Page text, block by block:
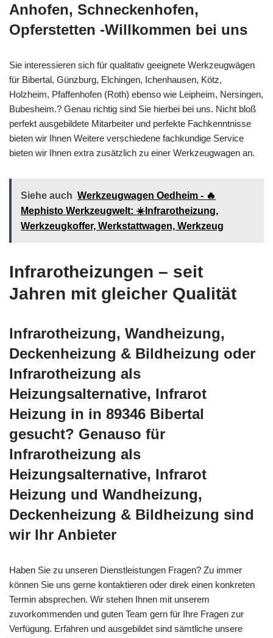
Anhofen, Schneckenhofen,
Opferstetten -Willkommen bei uns
Sie interessieren sich für qualitativ geeignete Werkzeugwägen
für Bibertal, Günzburg, Elchingen, Ichenhausen, Kötz,
Holzheim, Pfaffenhofen (Roth) ebenso wie Leipheim, Nersingen,
Bubesheim.? Genau richtig sind Sie hierbei bei uns. Nicht bloß
perfekt ausgebildete Mitarbeiter und perfekte Fachkenntnisse
bieten wir Ihnen Weitere verschiedene fachkundige Service
bieten wir Ihnen extra zusätzlich zu einer Werkzeugwagen an.
Siehe auch Werkzeugwagen Oedheim - 🔥
Mephisto Werkzeugwelt: ☀️Infrarotheizung,
Werkzeugkoffer, Werkstattwagen, Werkzeug
Infrarotheizungen – seit
Jahren mit gleicher Qualität
Infrarotheizung, Wandheizung,
Deckenheizung & Bildheizung oder
Infrarotheizung als
Heizungsalternative, Infrarot
Heizung in in 89346 Bibertal
gesucht? Genauso für
Infrarotheizung als
Heizungsalternative, Infrarot
Heizung und Wandheizung,
Deckenheizung & Bildheizung sind
wir Ihr Anbieter
Haben Sie zu unseren Dienstleistungen Fragen? Zu immer
können Sie uns gerne kontaktieren oder direk einen konkreten
Termin absprechen. Wir stehen Ihnen mit unserem
zuvorkommenden und guten Team gern für Ihre Fragen zur
Verfügung. Erfahren und ausgebildet sind sämtliche unsere